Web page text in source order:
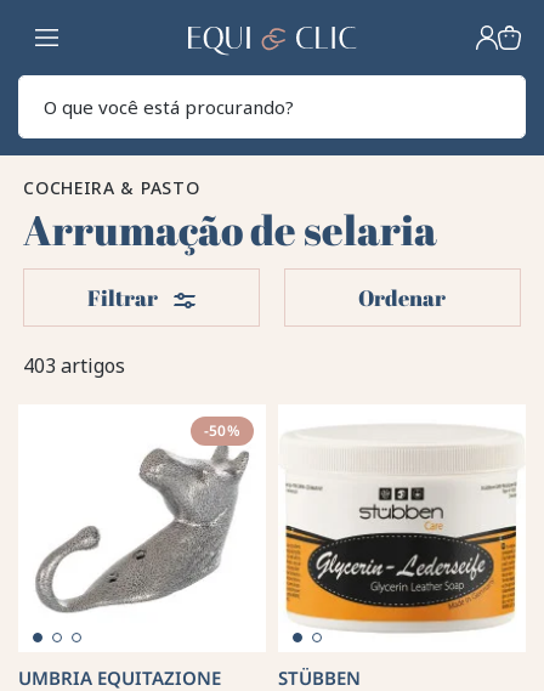
Lar
COCHEIRA & PASTO
Arrumação de selaria
403 artigos
Filtrar Filters Ordenar
-50%
UMBRIA EQUITAZIONE STÜBBEN